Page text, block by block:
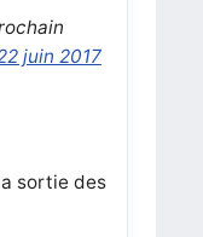
juin 2017
sortie des